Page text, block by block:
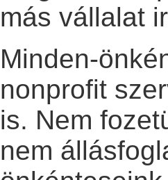
más vállalat
Minden-
nonprofit
is. Nem
nem